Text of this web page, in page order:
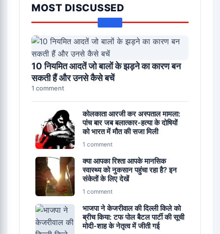
MOST DISCUSSED
10 नियमित आदतें जो बालों के झड़ने का कारण बन
सकती हैं और उनसे कैसे बचें
1 comment
कोलकाता आरजी कर अस्पताल मामला:
पांच बार जब बलात्कार-हत्या के दोषियों
को भारत में मौत की सजा मिली
1 comment
क्या आपका रिश्ता आपके मानसिक
स्वास्थ्य को नुकसान पहुंचा रहा है? इन
संकेतों के लिए देखें
1 comment
भाजपा ने केजरीवाल की दिल्ली किले को
ब्रीच किया: टफ पोल बैटल पार्टी की सूची
मोदी-शाह के नेतृत्व में जीती गई